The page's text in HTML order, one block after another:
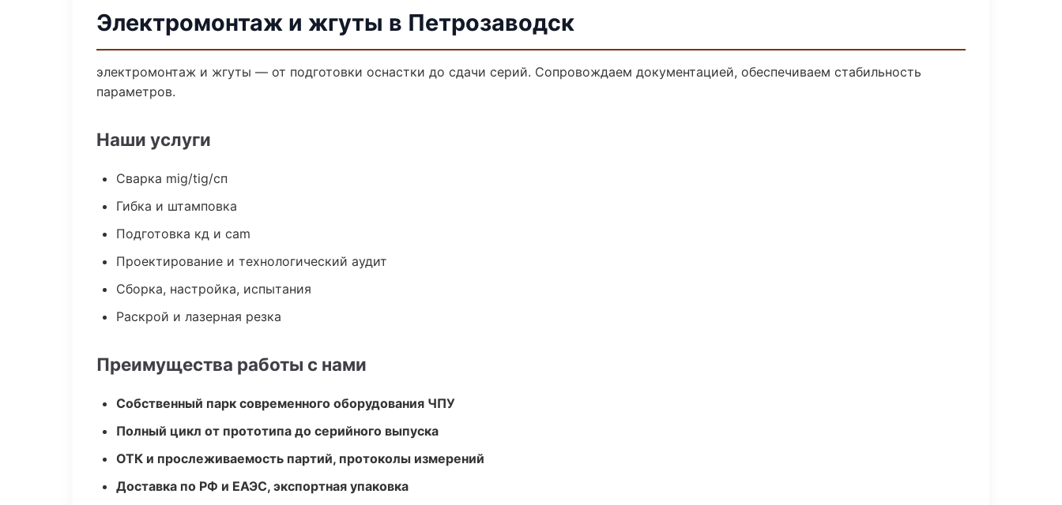
Электромонтаж и жгуты в Петрозаводск
электромонтаж и жгуты — от подготовки оснастки до сдачи серий. Сопровождаем документацией, обеспечиваем стабильность
параметров.
Наши услуги
Сварка mig/tig/сп
Гибка и штамповка
Подготовка кд и cam
Проектирование и технологический аудит
Сборка, настройка, испытания
Раскрой и лазерная резка
Преимущества работы с нами
Собственный парк современного оборудования ЧПУ
Полный цикл от прототипа до серийного выпуска
ОТК и прослеживаемость партий, протоколы измерений
Доставка по РФ и ЕАЭС, экспортная упаковка